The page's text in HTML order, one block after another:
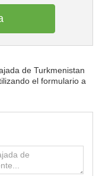
de Turkmenistan
el formulario a